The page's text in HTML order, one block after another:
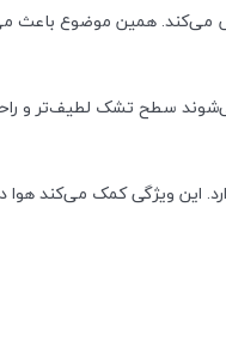
همین موضوع باعث
سطح تشک لطیف‌تر و
این ویژگی کمک می‌کند